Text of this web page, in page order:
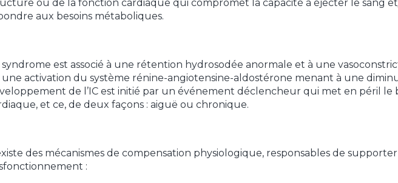
ou de la fonction cardiaque qui compromet la capacité à éjecter le sang
aux besoins métaboliques.
syndrome est associé à une rétention hydrosodée anormale et à une
une activation du système rénine-angiotensine-aldostérone menant à une
de l’IC est initié par un événement déclencheur qui met en péril
et ce, de deux façons : aiguë ou chronique.
des mécanismes de compensation physiologique, responsables de
: